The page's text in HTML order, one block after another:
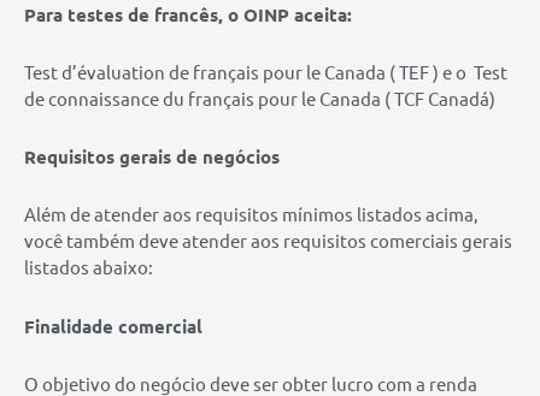
Para testes de francês, o OINP aceita:
Test d’évaluation de français pour le Canada ( TEF ) e o Test
de connaissance du français pour le Canada ( TCF Canadá)
Requisitos gerais de negócios
Além de atender aos requisitos mínimos listados acima,
você também deve atender aos requisitos comerciais gerais
listados abaixo:
Finalidade comercial
O objetivo do negócio deve ser obter lucro com a renda